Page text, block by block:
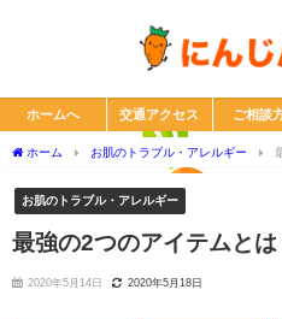
ホームへ 交通アクセス ご相談
ホーム お肌のトラブル・アレルギー
お肌のトラブル・アレルギー
最強の2つのアイテムとは
2020年5月14日 2020年5月18日